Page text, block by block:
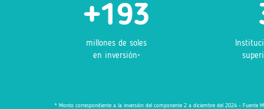
+193
millones de soles
en inversión*
* Monto correspondiente a la inversión del componente 2 a diciembre del 2024 - Fuente